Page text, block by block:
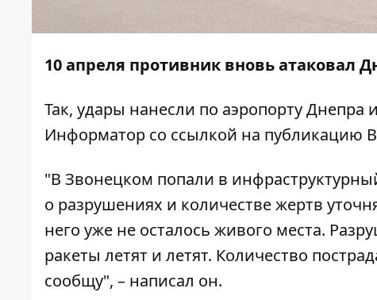
10 апреля противник вновь атаковал
Так, удары нанесли по аэропорту
Информатор со ссылкой на публикацию
"В Звонецком попали в
о разрушениях и количестве жертв
него уже не осталось живого места.
ракеты летят и летят. Количество
сообщу", – написал он.